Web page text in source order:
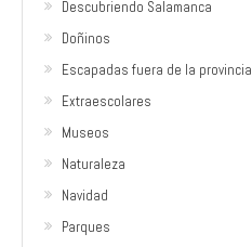
Descubriendo Salamanca
Doñinos
Escapadas fuera de la provincia
Extraescolares
Museos
Naturaleza
Navidad
Parques